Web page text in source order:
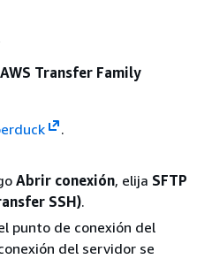
Transfer Family
.
Abrir conexión, elija SFTP
SSH).
punto de conexión del
del servidor se